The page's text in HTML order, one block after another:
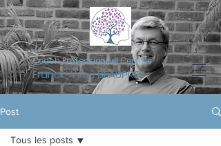
Franck-Yves BEAUPREZ
Coach Professionnel Certifié
Post
Tous les posts